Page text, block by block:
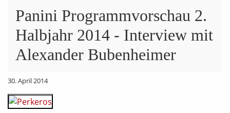
Panini Programmvorschau 2.
Halbjahr 2014 - Interview mit
Alexander Bubenheimer
30. April 2014